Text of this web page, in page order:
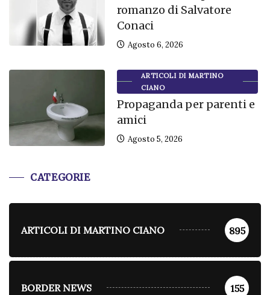
romanzo di Salvatore
Conaci
Agosto 6, 2026
ARTICOLI DI MARTINO
CIANO
Propaganda per parenti e
amici
Agosto 5, 2026
CATEGORIE
ARTICOLI DI MARTINO CIANO 895
BORDER NEWS 155